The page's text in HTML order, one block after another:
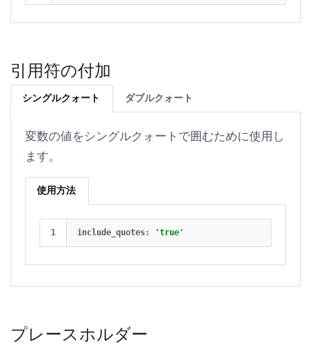
引用符の付加
シングルクォート ダブルクォート
変数の値をシングルクォートで囲むために使用し
ます。
使用方法
include_quotes: 'true'
プレースホルダー